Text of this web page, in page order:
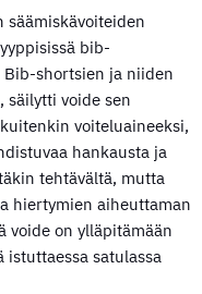
säämiskävoiteiden
bib-
shortsien ja niiden
säilytti voide sen
voiteluaineeksi,
hankausta ja
tehtävältä, mutta
hiertymien aiheuttaman
voide on ylläpitämään
istuttaessa satulassa